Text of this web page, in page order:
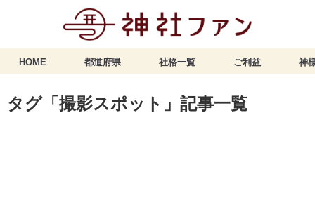
HOME 都道府県 社格一覧 ご利益 神
タグ「撮影スポット」記事一覧